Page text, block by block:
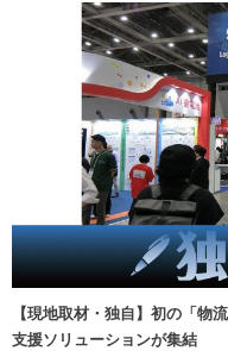
【現地取材・独自】初の「物
支援ソリューションが集結